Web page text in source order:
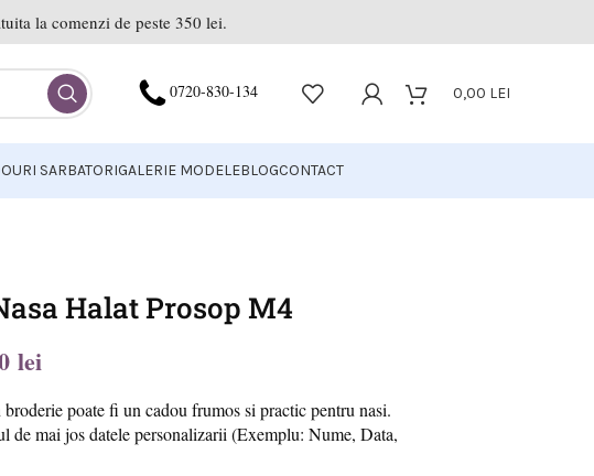
la comenzi de peste 350 lei.
0720-830-134 0,00 LEI
SARBATORIGALERIE MODELEBLOGCONTACT
Halat Prosop M4
lei
poate fi un cadou frumos si practic pentru nasi.
de mai jos datele personalizarii (Exemplu: Nume, Data,